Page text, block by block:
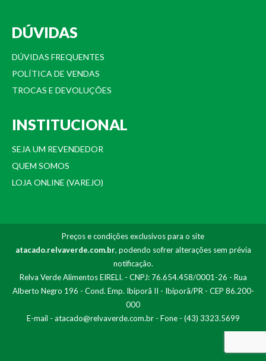
DÚVIDAS
DÚVIDAS FREQUENTES
POLÍTICA DE VENDAS
TROCAS E DEVOLUÇÕES
INSTITUCIONAL
SEJA UM REVENDEDOR
QUEM SOMOS
LOJA ONLINE (VAREJO)
Preços e condições exclusivos para o site
atacado.relvaverde.com.br, podendo sofrer alterações sem prévia
notificação.
Relva Verde Alimentos EIRELI. - CNPJ: 76.654.458/0001-26 - Rua
Alberto Negro 196 - Cond. Emp. Ibiporã II - Ibiporã/PR - CEP 86.200-
000
E-mail - atacado@relvaverde.com.br- Fone - (43) 3323.5699